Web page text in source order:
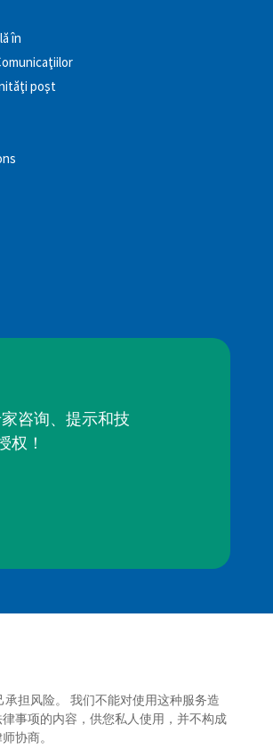
în
poşt
咨询、提示和技
权！
担风险。 我们不能对使用这种服务造
事项的内容，供您私人使用，并不构成
协商。